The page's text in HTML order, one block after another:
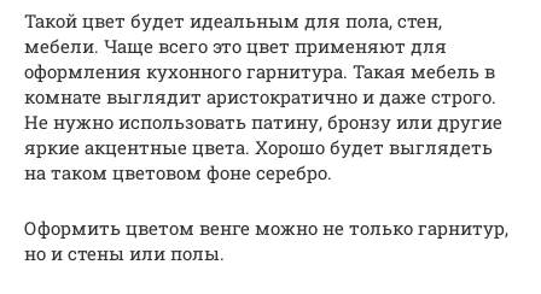
Такой цвет будет идеальным для пола, стен,
мебели. Чаще всего это цвет применяют для
оформления кухонного гарнитура. Такая мебель в
комнате выглядит аристократично и даже строго.
Не нужно использовать патину, бронзу или другие
яркие акцентные цвета. Хорошо будет выглядеть
на таком цветовом фоне серебро.
Оформить цветом венге можно не только гарнитур,
но и стены или полы.